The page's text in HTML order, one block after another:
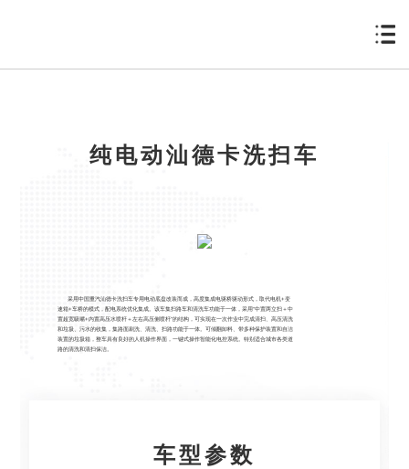
纯电动汕德卡洗扫车
采用中国重汽汕德卡洗扫车专用电动底盘改装而成，高度集成电驱桥驱动形式，取代电机+变
速箱+车桥的模式，配电系统优化集成。该车集扫路车和清洗车功能于一体，采用“中置两立扫＋中
置超宽吸嘴+内置高压水喷杆＋左右高压侧喷杆”的结构，可实现在一次作业中完成清扫、高压清洗
和垃圾、污水的收集，集路面刷洗、清洗、扫路功能于一体。可倾翻卸料、带多种保护装置和自洁
装置的垃圾箱，整车具有良好的人机操作界面，一键式操作智能化电控系统。特别适合城市各类道
路的清洗和清扫保洁。
车型参数